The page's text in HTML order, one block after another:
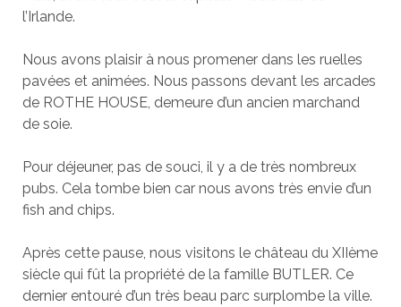
l’Irlande.
Nous avons plaisir à nous promener dans les ruelles
pavées et animées. Nous passons devant les arcades
de ROTHE HOUSE, demeure d’un ancien marchand
de soie.
Pour déjeuner, pas de souci, il y a de très nombreux
pubs. Cela tombe bien car nous avons très envie d’un
fish and chips.
Après cette pause, nous visitons le château du XIIème
siècle qui fût la propriété de la famille BUTLER. Ce
dernier entouré d’un très beau parc surplombe la ville.